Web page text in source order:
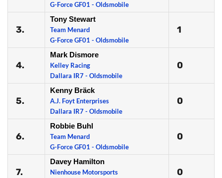
G-Force GF01 - Oldsmobile
3.
Tony Stewart
Team Menard
G-Force GF01 - Oldsmobile
1
4.
Mark Dismore
Kelley Racing
Dallara IR7 - Oldsmobile
0
5.
Kenny Bräck
A.J. Foyt Enterprises
Dallara IR7 - Oldsmobile
0
6.
Robbie Buhl
Team Menard
G-Force GF01 - Oldsmobile
0
7.
Davey Hamilton
Nienhouse Motorsports
0